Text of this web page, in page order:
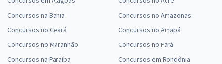
Concursos na Bahia
Concursos no Ceará
Concursos no Maranhão
Concursos na Paraíba
Concursos no Amazonas
Concursos no Amapá
Concursos no Pará
Concursos em Rondônia